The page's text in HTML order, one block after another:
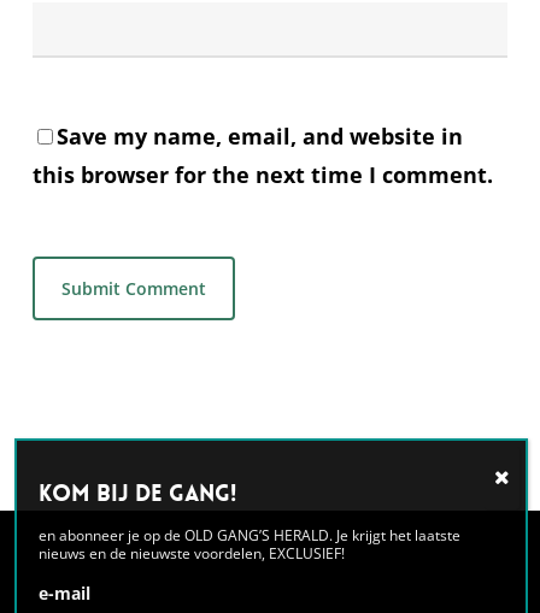
Save my name, email, and website in
this browser for the next time I comment.
Kom bij de GANG!
en abonneer je op de OLD GANG’S HERALD. Je krijgt het laatste
nieuws en de nieuwste voordelen, EXCLUSIEF!
e-mail